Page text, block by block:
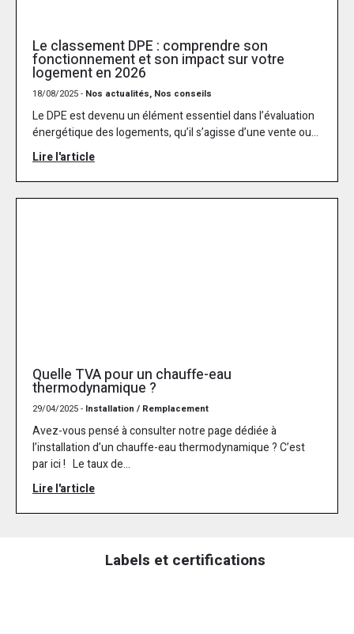
Le classement DPE : comprendre son
fonctionnement et son impact sur votre
logement en 2026
18/08/2025 - Nos actualités, Nos conseils
Le DPE est devenu un élément essentiel dans l’évaluation
énergétique des logements, qu’il s’agisse d’une vente ou...
Lire l'article
Quelle TVA pour un chauffe-eau
thermodynamique ?
29/04/2025 - Installation / Remplacement
Avez-vous pensé à consulter notre page dédiée à
l’installation d’un chauffe-eau thermodynamique ? C’est
par ici ! Le taux de...
Lire l'article
Labels et certifications